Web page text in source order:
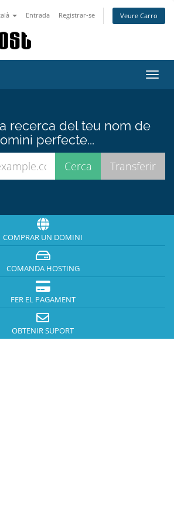
Entrada Registrar-se Veure Carro
la
recerca del teu nom de
perfecte...
COMPRAR UN DOMINI
COMANDA HOSTING
FER EL PAGAMENT
OBTENIR SUPORT